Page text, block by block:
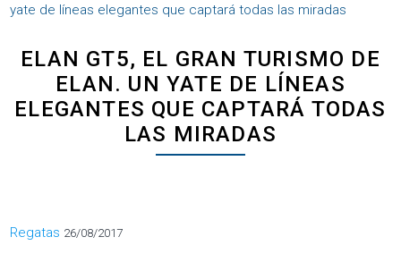
yate de líneas elegantes que captará todas las miradas
ELAN GT5, EL GRAN TURISMO DE
ELAN. UN YATE DE LÍNEAS
ELEGANTES QUE CAPTARÁ TODAS
LAS MIRADAS
Categorías
Regatas 26/08/2017